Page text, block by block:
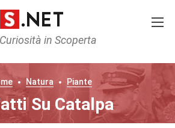
in Scoperta
Natura Piante
Su Catalpa